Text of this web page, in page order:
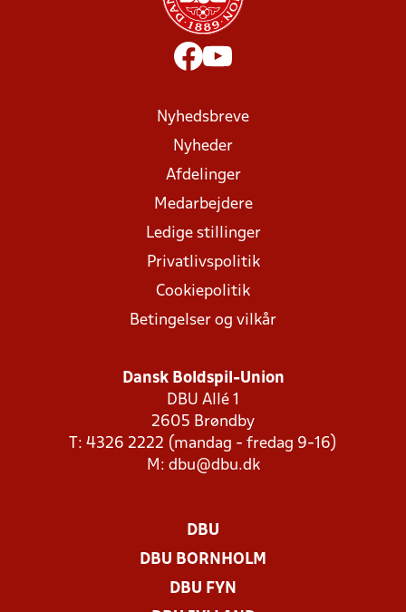
Nyhedsbreve
Nyheder
Afdelinger
Medarbejdere
Ledige stillinger
Privatlivspolitik
Cookiepolitik
Betingelser og vilkår
Dansk Boldspil-Union
DBU Allé 1
2605 Brøndby
T: 4326 2222 (mandag - fredag 9-16)
M: dbu@dbu.dk
DBU
DBU BORNHOLM
DBU FYN